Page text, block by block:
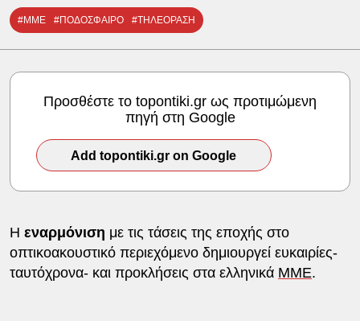
#ΜΜΕ #ΠΟΔΟΣΦΑΙΡΟ #ΤΗΛΕΟΡΑΣΗ
Προσθέστε το topontiki.gr ως προτιμώμενη
πηγή στη Google
Add topontiki.gr on Google
Η εναρμόνιση με τις τάσεις της εποχής στο
οπτικοακουστικό περιεχόμενο δημιουργεί ευκαιρίες-
ταυτόχρονα- και προκλήσεις στα ελληνικά ΜΜΕ.